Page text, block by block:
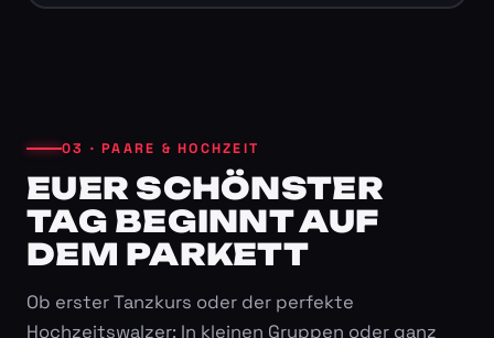
03 · PAARE & HOCHZEIT
EUER SCHÖNSTER
TAG BEGINNT AUF
DEM PARKETT
Ob erster Tanzkurs oder der perfekte
Hochzeitswalzer: In kleinen Gruppen oder ganz